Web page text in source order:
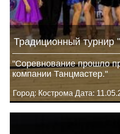
Традиционный
"Соревнование прошло
компании Танцмастер."
Город: Кострома Дата: